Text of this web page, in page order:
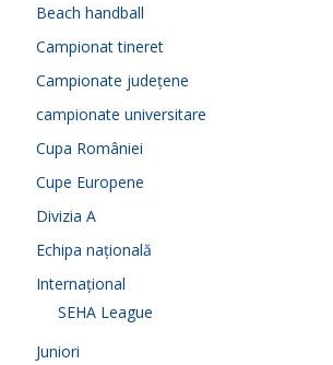
Beach handball
Campionat tineret
Campionate județene
campionate universitare
Cupa României
Cupe Europene
Divizia A
Echipa națională
Internațional
SEHA League
Juniori